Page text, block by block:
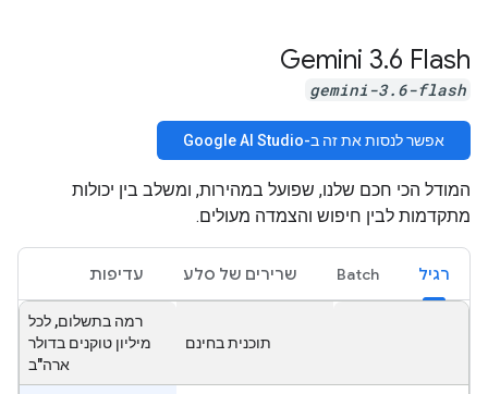
Gemini 3.6 Flash
gemini-3.6-flash
אפשר לנסות את זה ב-Google AI Studio
המודל הכי חכם שלנו, שפועל במהירות, ומשלב בין יכולות
מתקדמות לבין חיפוש והצמדה מעולים.
רגיל Batch שרירים של סלע עדיפות
תוכנית בחינם
רמה בתשלום, לכל
מיליון טוקנים בדולר
ארה"ב